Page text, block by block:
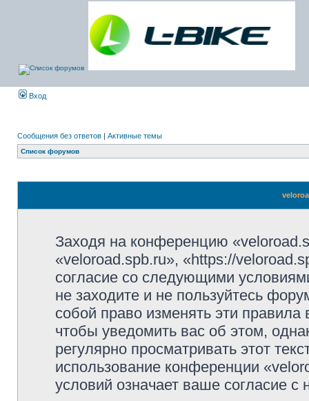
Вход
Сообщения без ответов | Активные темы
Список форумов
Заходя на конференцию
«veloroad.spb.ru», «https://
согласие со следующими
не заходите и не пользуйтесь
собой право изменять эти
чтобы уведомить вас об этом,
регулярно просматривать этот
использование конференции
условий означает ваше согласие с